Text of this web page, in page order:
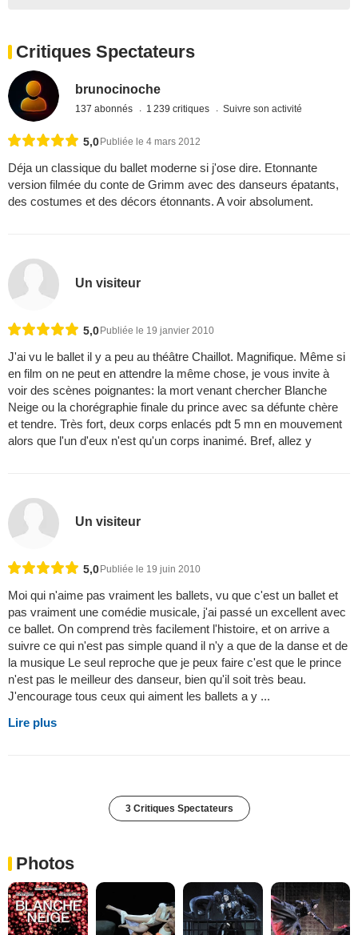
Critiques Spectateurs
brunocinoche
137 abonnés 1 239 critiques Suivre son activité
5,0 Publiée le 4 mars 2012
Déja un classique du ballet moderne si j'ose dire. Etonnante
version filmée du conte de Grimm avec des danseurs épatants,
des costumes et des décors étonnants. A voir absolument.
Un visiteur
5,0Publiée le 19 janvier 2010
J'ai vu le ballet il y a peu au théâtre Chaillot. Magnifique. Même si
en film on ne peut en attendre la même chose, je vous invite à
voir des scènes poignantes: la mort venant chercher Blanche
Neige ou la chorégraphie finale du prince avec sa défunte chère
et tendre. Très fort, deux corps enlacés pdt 5 mn en mouvement
alors que l'un d'eux n'est qu'un corps inanimé. Bref, allez y
Un visiteur
5,0Publiée le 19 juin 2010
Moi qui n'aime pas vraiment les ballets, vu que c'est un ballet et
pas vraiment une comédie musicale, j'ai passé un excellent avec
ce ballet. On comprend très facilement l'histoire, et on arrive a
suivre ce qui n'est pas simple quand il n'y a que de la danse et de
la musique Le seul reproche que je peux faire c'est que le prince
n'est pas le meilleur des danseur, bien qu'il soit très beau.
J'encourage tous ceux qui aiment les ballets a y ...
Lire plus
3 Critiques Spectateurs
Photos